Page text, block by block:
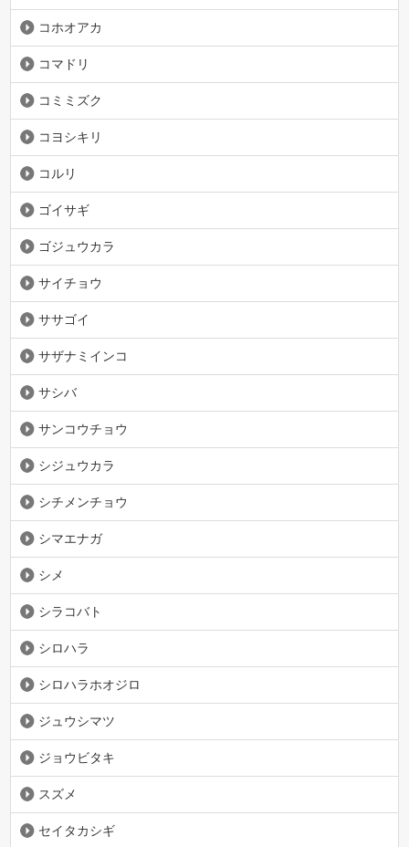
コホオアカ
コマドリ
コミミズク
コヨシキリ
コルリ
ゴイサギ
ゴジュウカラ
サイチョウ
ササゴイ
サザナミインコ
サシバ
サンコウチョウ
シジュウカラ
シチメンチョウ
シマエナガ
シメ
シラコバト
シロハラ
シロハラホオジロ
ジュウシマツ
ジョウビタキ
スズメ
セイタカシギ